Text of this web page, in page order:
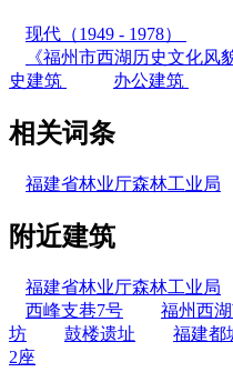
现代（1949 - 1978）
《福州市西湖历史文化风
史建筑
办公建筑
相关词条
福建省林业厅森林工业局
附近建筑
福建省林业厅森林工业局
西峰支巷7号
福州西
坊
鼓楼遗址 福建都
2座